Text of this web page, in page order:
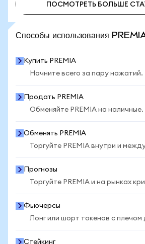
ПОСМОТРЕТЬ БОЛЬШЕ
Способы использования
Купить PREMIA
Начните всего за пару нажатий.
Продать PREMIA
Обменяйте PREMIA на наличные.
Обменять PREMIA
Торгуйте PREMIA внутри и
Прогнозы
Торгуйте PREMIA и на рынках
Фьючерсы
Лонг или шорт токенов с плечом
Стейкинг